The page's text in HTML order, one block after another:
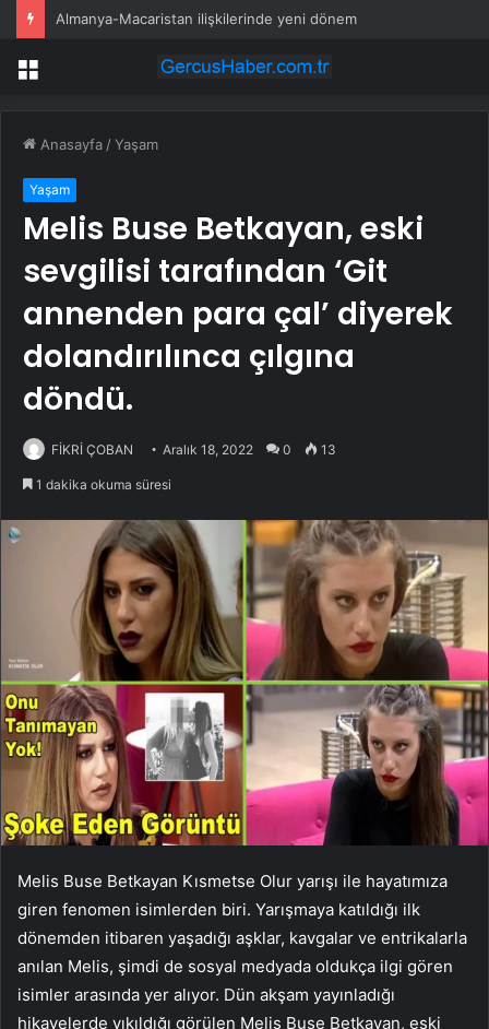
Almanya-Macaristan ilişkilerinde yeni dönem
Menü
Anasayfa /Yaşam
Yaşam
Melis Buse Betkayan, eski
sevgilisi tarafından ‘Git
annenden para çal’ diyerek
dolandırılınca çılgına
döndü.
FİKRİ ÇOBAN Aralık 18, 2022 0 13
1 dakika okuma süresi
Melis Buse Betkayan Kısmetse Olur yarışı ile hayatımıza
giren fenomen isimlerden biri. Yarışmaya katıldığı ilk
dönemden itibaren yaşadığı aşklar, kavgalar ve entrikalarla
anılan Melis, şimdi de sosyal medyada oldukça ilgi gören
isimler arasında yer alıyor. Dün akşam yayınladığı
hikayelerde yıkıldığı görülen Melis Buse Betkayan, eski